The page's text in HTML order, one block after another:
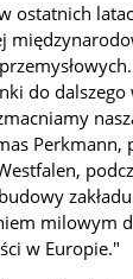
ostatnich
do dalszego
Perkmann,
milowym
w Europie."